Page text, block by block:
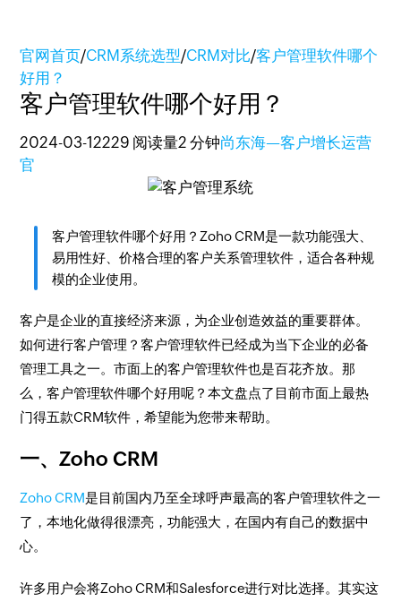
官网首页/CRM系统选型/CRM对比/客户管理软件哪个
好用？
客户管理软件哪个好用？
2024-03-12229 阅读量2 分钟尚东海—客户增长运营
官
客户管理软件哪个好用？Zoho CRM是一款功能强大、
易用性好、价格合理的客户关系管理软件，适合各种规
模的企业使用。
客户是企业的直接经济来源，为企业创造效益的重要群体。
如何进行客户管理？客户管理软件已经成为当下企业的必备
管理工具之一。市面上的客户管理软件也是百花齐放。那
么，客户管理软件哪个好用呢？本文盘点了目前市面上最热
门得五款CRM软件，希望能为您带来帮助。
一、Zoho CRM
Zoho CRM是目前国内乃至全球呼声最高的客户管理软件之一
了，本地化做得很漂亮，功能强大，在国内有自己的数据中
心。
许多用户会将Zoho CRM和Salesforce进行对比选择。其实这